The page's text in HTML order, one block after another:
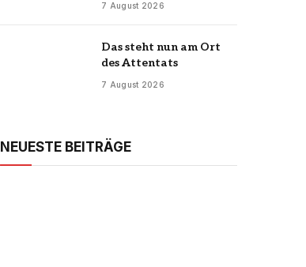
7 August 2026
Das steht nun am Ort
des Attentats
7 August 2026
NEUESTE BEITRÄGE